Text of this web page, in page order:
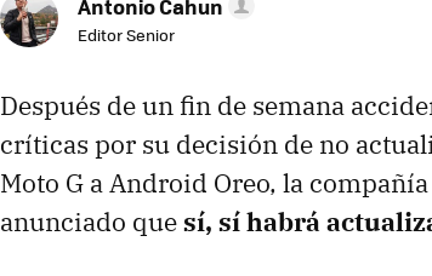
Antonio Cahun
Editor Senior
Después de un fin de semana
críticas por su decisión de no
Moto G a Android Oreo, la
anunciado quesí, sí habrá